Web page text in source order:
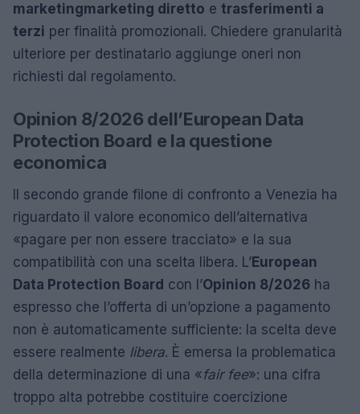
marketingmarketing diretto e trasferimenti a
terzi per finalità promozionali. Chiedere granularità
ulteriore per destinatario aggiunge oneri non
richiesti dal regolamento.
Opinion 8/2026 dell’European Data
Protection Board e la questione
economica
Il secondo grande filone di confronto a Venezia ha
riguardato il valore economico dell’alternativa
«pagare per non essere tracciato» e la sua
compatibilità con una scelta libera. L’European
Data Protection Board con l’Opinion 8/2026 ha
espresso che l’offerta di un’opzione a pagamento
non è automaticamente sufficiente: la scelta deve
essere realmente libera. È emersa la problematica
della determinazione di una «fair fee»: una cifra
troppo alta potrebbe costituire coercizione